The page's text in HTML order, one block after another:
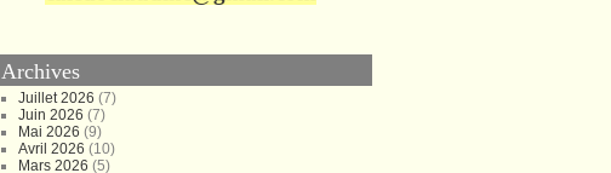
Archives
Juillet 2026 (7)
Juin 2026 (7)
Mai 2026 (9)
Avril 2026 (10)
Mars 2026 (5)